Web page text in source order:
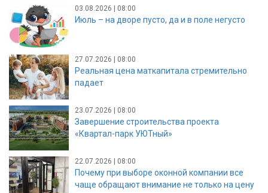
03.08.2026 | 08:00
Июль – на дворе пусто, да и в поле негусто
27.07.2026 | 08:00
Реальная цена маткапитала стремительно
падает
23.07.2026 | 08:00
Завершение строительства проекта
«Квартал-парк УЮТный»
22.07.2026 | 08:00
Почему при выборе оконной компании все
чаще обращают внимание не только на цену